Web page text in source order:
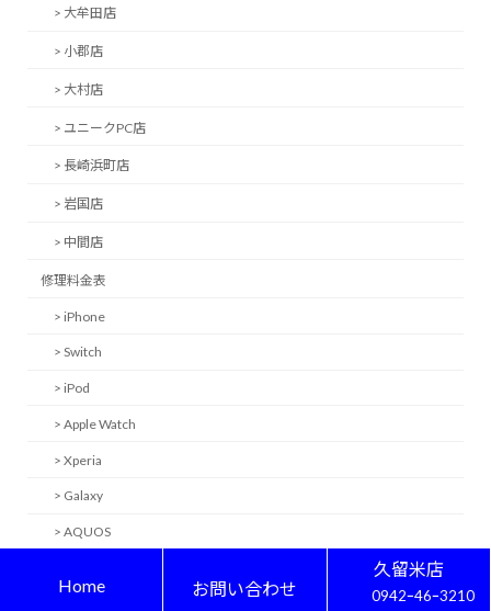
> 大牟田店
> 小郡店
> 大村店
> ユニークPC店
> 長崎浜町店
> 岩国店
> 中間店
修理料金表
> iPhone
> Switch
> iPod
> Apple Watch
> Xperia
> Galaxy
> AQUOS
Home お問い合わせ
久留米店
0942ｰ46ｰ3210